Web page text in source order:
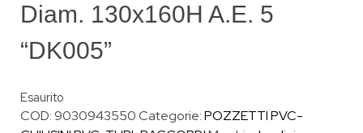
Diam. 130x160H A.E. 5
“DK005”
Esaurito
COD:9030943550Categorie:POZZETTI PVC-